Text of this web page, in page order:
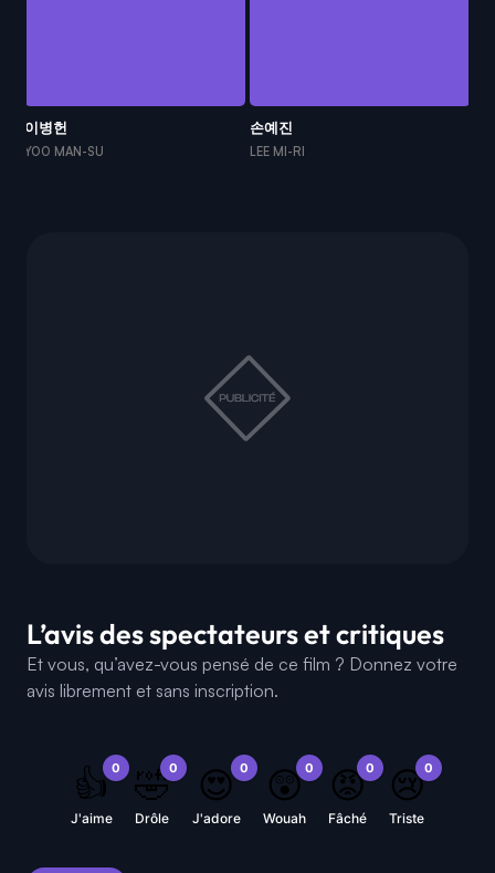
이병헌
YOO MAN-SU
손예진
LEE MI-RI
L’avis des spectateurs et critiques
Et vous, qu’avez-vous pensé de ce film ? Donnez votre
avis librement et sans inscription.
0
👍
J'aime
0
🤣
Drôle
0
😍
J'adore
0
😲
Wouah
0
😡
Fâché
0
😢
Triste